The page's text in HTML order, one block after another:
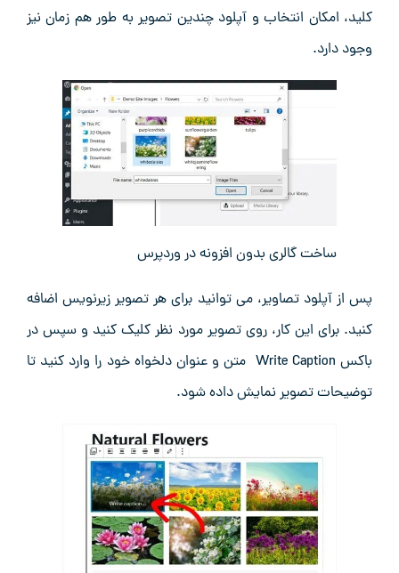
کلید، امکان انتخاب و آپلود چندین تصویر به‌ طور هم زمان نیز
وجود دارد.
ساخت گالری بدون افزونه در وردپرس
پس از آپلود تصاویر، می‌ توانید برای هر تصویر زیرنویس اضافه
کنید. برای این کار، روی تصویر مورد نظر کلیک کنید و سپس در
باکس Write Caption متن و عنوان دلخواه خود را وارد کنید تا
توضیحات تصویر نمایش داده شود.